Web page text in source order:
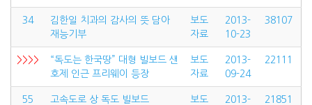
34
김한일 치과의 감사의 뜻 담아
재능기부
보도
자료
2013-
10-23
38107
>>>>
“독도는 한국땅” 대형 빌보드 샌
호제 인근 프리웨이 등장
보도
자료
2013-
09-24
22111
55 고속도로 상 독도 빌보드
보도
2013-
21851